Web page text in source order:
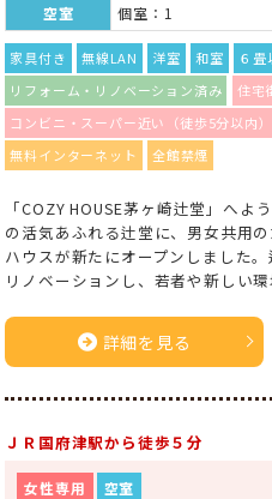
空室
個室：1
家具付き 無線LAN 洋室 和室 ６畳
リフォーム・リノベーション済み
住宅
コンビニ・スーパー近い（徒歩5分以内）
無料インターネット
全館禁煙
「COZY HOUSE茅ヶ崎辻堂」へ
の活気あふれる辻堂に、男女共用
ハウスが新たにオープンしました
リノベーションし、若者や新しい
詳細を見る
ＪＲ国府津駅から徒歩５分
女性専用 空室